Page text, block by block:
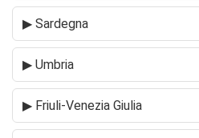
▶ Sardegna
▶ Umbria
▶ Friuli-Venezia Giulia